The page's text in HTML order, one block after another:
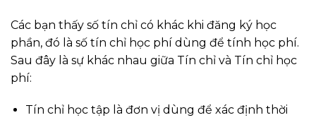
Các bạn thấy số tín chỉ có khác khi đăng ký học
phần, đó là số tín chỉ học phí dùng để tính học phí.
Sau đây là sự khác nhau giữa Tín chỉ và Tín chỉ học
phí:
Tín chỉ học tập là đơn vị dùng để xác định thời